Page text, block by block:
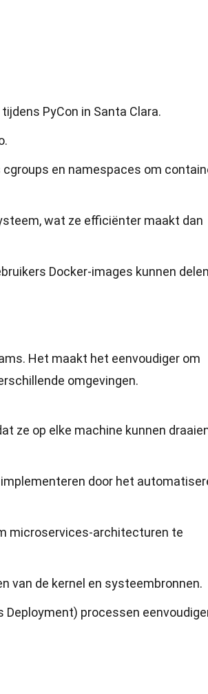
PyCon in Santa Clara.
en namespaces om
wat ze efficiënter maakt dan
Docker-images kunnen
Het maakt het eenvoudiger om
omgevingen.
ze op elke machine kunnen
door het
microservices-architecturen te
van de kernel en systeembronnen.
processen